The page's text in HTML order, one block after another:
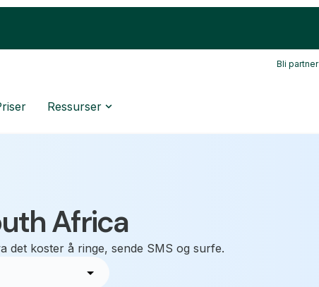
Bli partner
Ressurser
Africa
det koster å ringe, sende SMS og surfe.